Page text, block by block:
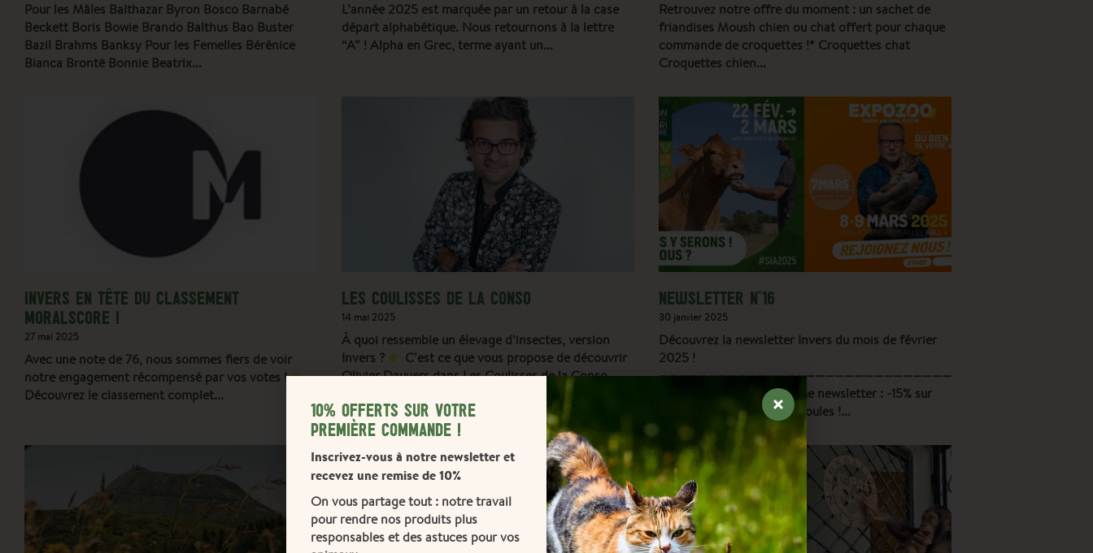
Pour les Mâles Balthazar Byron Bosco Barnabé
Beckett Boris Bowie Brando Balthus Bao Buster
Bazil Brahms Banksy Pour les Femelles Bérénice
Bianca Brontë Bonnie Beatrix
L’année 2025 est marquée par un retour à la case
départ alphabétique. Nous retournons à la lettre
“A” ! Alpha en Grec, terme ayant un
Retrouvez notre offre du moment : un sachet de
friandises Moush chien ou chat offert pour chaque
commande de croquettes !* Croquettes chat
Croquettes chien
INVERS EN TÊTE DU CLASSEMENT
MORALSCORE !
27 mai 2025
Avec une note de 76, nous sommes fiers de voir
notre engagement récompensé par vos votes !
Découvrez le classement complet
LES COULISSES DE LA CONSO
14 mai 2025
À quoi ressemble un élevage d’insectes, version
Invers ?
C’est ce que vous propose de découvrir
Olivier Dauvers dans Les Coulisses de la Conso
NEWSLETTER N°16
30 janvier 2025
Découvrez la newsletter Invers du mois de février
2025 !
——————————————————————————————————–
Programme de notre 16ème newsletter : -15% sur
notre gamme oiseaux et poules !
10% OFFERTS SUR VOTRE
PREMIÈRE COMMANDE !
Inscrivez-vous à notre newsletter et
recevez une remise de 10%
On vous partage tout : notre travail
pour rendre nos produits plus
responsables et des astuces pour vos